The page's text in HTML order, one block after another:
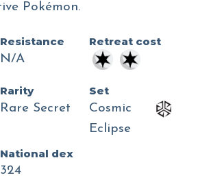
Pokémon.
Resistance
N/A
Retreat cost
Rarity
Rare Secret
Set
Cosmic
Eclipse
National dex
324